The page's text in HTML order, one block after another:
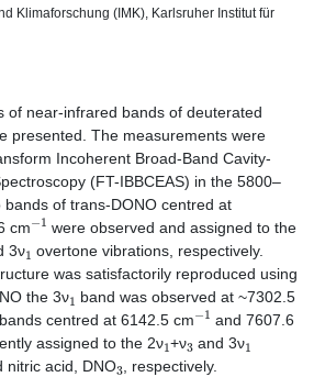
Klimaforschung (IMK), Karlsruher Institut für
of near-infrared bands of deuterated
presented. The measurements were
Incoherent Broad-Band Cavity-
(FT-IBBCEAS) in the 5800–
bands of trans-DONO centred at
cm−1 were observed and assigned to the
3ν1 overtone vibrations, respectively.
was satisfactorily reproduced using
the 3ν1band was observed at ~7302.5
centred at 6142.5 cm−1and 7607.6
assigned to the 2ν1+ν3 and 3ν1
nitric acid, DNO 3 , respectively.